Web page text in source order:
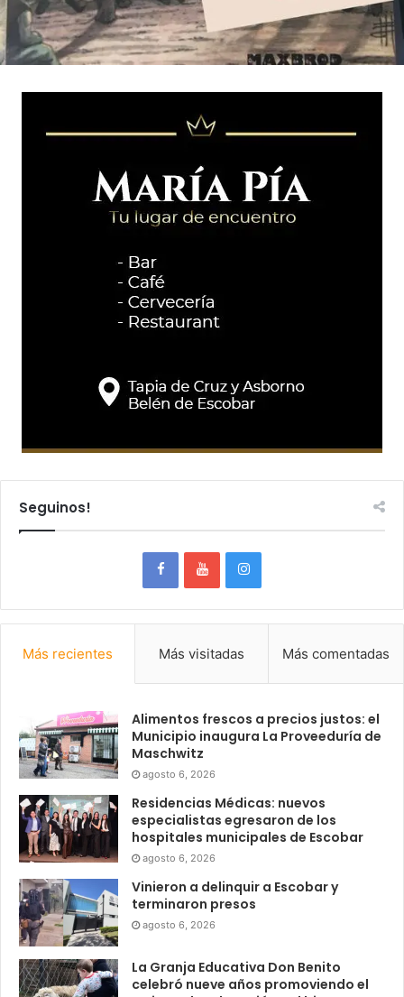
Seguinos!
Más recientes Más visitadas Más comentadas
Alimentos frescos a precios justos: el
Municipio inaugura La Proveeduría de
Maschwitz
agosto 6, 2026
Residencias Médicas: nuevos
especialistas egresaron de los
hospitales municipales de Escobar
agosto 6, 2026
Vinieron a delinquir a Escobar y
terminaron presos
agosto 6, 2026
La Granja Educativa Don Benito
celebró nueve años promoviendo el